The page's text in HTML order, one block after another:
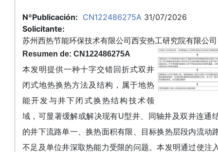
NºPublicación: CN122486275A 31/07/2026
Solicitante:
苏州西热节能环保技术有限公司西安热工研究院有限公司
Resumen de: CN122486275A
本发明提供一种十字交错回折式双井
闭式地热换热方法及结构，属于地热
能开发与井下闭式换热结构技术领
域，可显著缓解或解决现有U型井、同轴井及双井连通
的井下流路单一、换热面积有限、目标换热层段内流动
不足及单位井深取热能力受限的问题。本发明通过使注